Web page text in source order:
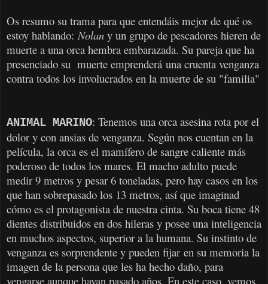
Os resumo su trama para que entendáis mejor de qué os
estoy hablando: Nolan y un grupo de pescadores hieren de
muerte a una orca hembra embarazada. Su pareja que ha
presenciado su muerte emprenderá una cruenta venganza
contra todos los involucrados en la muerte de su "familia"
ANIMAL MARINO: Tenemos una orca asesina rota por el
dolor y con ansias de venganza. Según nos cuentan en la
película, la orca es el mamífero de sangre caliente más
poderoso de todos los mares. El macho adulto puede
medir 9 metros y pesar 6 toneladas, pero hay casos en los
que han sobrepasado los 13 metros, así que imaginad
cómo es el protagonista de nuestra cinta. Su boca tiene 48
dientes distribuidos en dos hileras y posee una inteligencia
en muchos aspectos, superior a la humana. Su instinto de
venganza es sorprendente y pueden fijar en su memoria la
imagen de la persona que les ha hecho daño, para
vengarse aunque hayan pasado años. En este caso, vemos